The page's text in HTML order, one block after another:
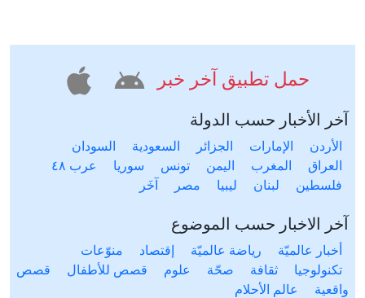
حمل تطبيق آخر خبر
آخر الأخبار حسب الدولة
الأردن الإمارات الجزائر السعودية
السودان
العراق
المغرب اليمن تونس سوريا
عرب ٤٨
فلسطين
لبنان ليبيا مصر آخَر
آخر الاخبار حسب الموضوع
أخبار عالميّة رياضة عالميّة إقتصاد
منوّعات
تكنولوجيا
ثقافة صحّة علوم قصص للأطفال
قصص
واقعية
عالم الأحلام